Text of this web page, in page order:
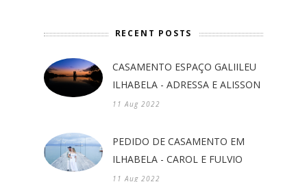
RECENT POSTS
CASAMENTO ESPAÇO GALIILEU
ILHABELA - ADRESSA E ALISSON
11 Aug 2022
PEDIDO DE CASAMENTO EM
ILHABELA - CAROL E FULVIO
11 Aug 2022